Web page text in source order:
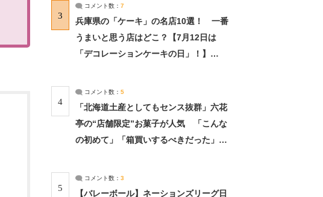
3
コメント数： 7
兵庫県の「ケーキ」の名店10選！ 一番
うまいと思う店はどこ？【7月12日は
「デコレーションケーキの日」！】
4
コメント数： 5
「北海道土産としてもセンス抜群」六花
亭の“店舗限定”お菓子が人気 「こんな
の初めて」「箱買いするべきだった」
5
コメント数： 3
【バレーボール】ネーションズリーグ日